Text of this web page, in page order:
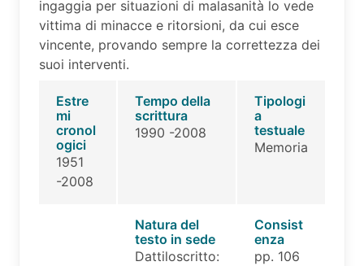
ingaggia per situazioni di malasanità lo vede
vittima di minacce e ritorsioni, da cui esce
vincente, provando sempre la correttezza dei
suoi interventi.
Estre
mi
cronol
ogici
1951
-2008
Tempo della
scrittura
1990 -2008
Tipologi
a
testuale
Memoria
Natura del
testo in sede
Dattiloscritto:
Consist
enza
pp. 106